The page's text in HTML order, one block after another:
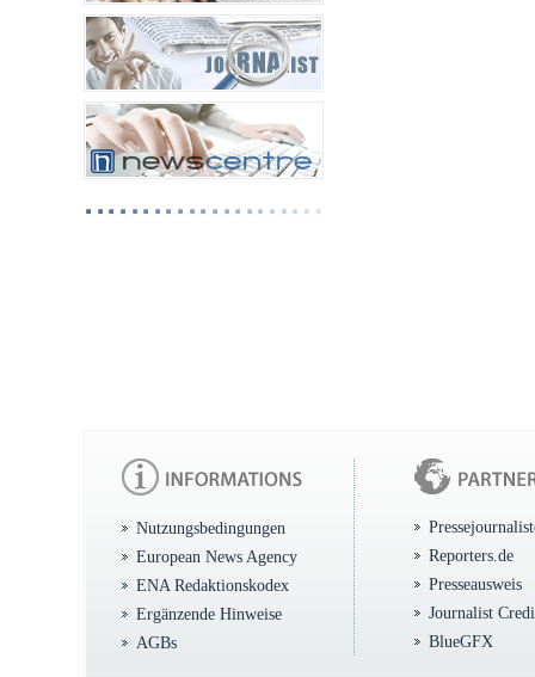
Nutzungsbedingungen
European News Agency
ENA Redaktionskodex
Ergänzende Hinweise
AGBs
Reporters.de
Presseausweis
Journalist
BlueGFX